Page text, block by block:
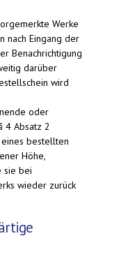
Werke
nach Eingang der
Benachrichtigung
darüber
wird
oder
4 Absatz 2
bestellten
Höhe,
sie bei
wieder zurück